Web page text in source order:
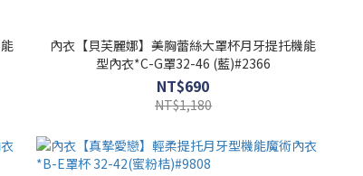
內衣【貝芙麗娜】美胸蕾絲大罩杯月牙提托機能
型內衣*C-G罩32-46 (藍)#2366
NT$690
NT$1,180